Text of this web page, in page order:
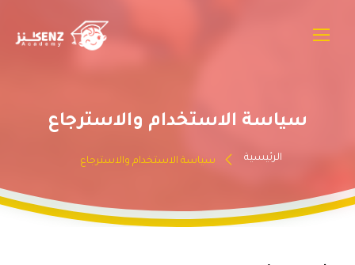
سياسة الاستخدام والاسترجاع
الرئيسية سياسة الاستخدام والاسترجاع